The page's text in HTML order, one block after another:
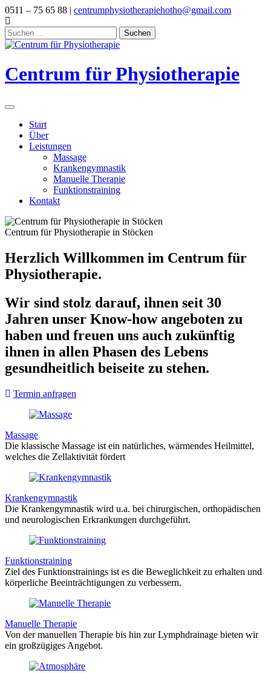
Skip
to
content
0511 – 75 65 88 | centrumphysiotherapiehotho@gmail.com
Suchen
nach:
Centrum für Physiotherapie
Start
Über
Leistungen
Massage
Krankengymnastik
Manuelle Therapie
Funktionstraining
Kontakt
Centrum für Physiotherapie in Stöcken
Herzlich Willkommen im Centrum für
Physiotherapie.
Wir sind stolz darauf, ihnen seit 30
Jahren unser Know-how angeboten zu
haben und freuen uns auch zukünftig
ihnen in allen Phasen des Lebens
gesundheitlich beiseite zu stehen.
Termin anfragen
Massage
Die klassische Massage ist ein natürliches, wärmendes Heilmittel,
welches die Zellaktivität fördert
Krankengymnastik
Die Krankengymnastik wird u.a. bei chirurgischen, orthopädischen
und neurologischen Erkrankungen durchgeführt.
Funktionstraining
Ziel des Funktionstrainings ist es die Beweglichkeit zu erhalten und
körperliche Beeinträchtigungen zu verbessern.
Manuelle Therapie
Von der manuellen Therapie bis hin zur Lymphdrainage bieten wir
ein großzügiges Angebot.